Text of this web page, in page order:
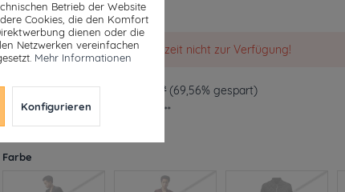
Dieser Artikel steht derzeit nicht zur Verfügung!
15,19 € * 49,90 € * (69,56% gespart)
inkl. MwSt.ab 49€ versandkostenfrei**
Derzeit leider nicht lieferbar
Farbe
Betrieb der Website
Cookies, die den Komfort
dienen oder die
Netzwerken vereinfachen
Mehr Informationen
Konfigurieren